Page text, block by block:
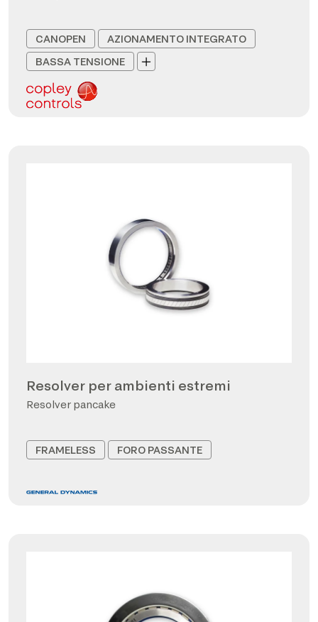
CANOPEN
AZIONAMENTO INTEGRATO
BASSA TENSIONE
Resolver per ambienti estremi
Resolver pancake
FRAMELESS FORO PASSANTE